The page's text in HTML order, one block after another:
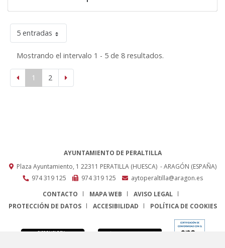
5 entradas
Mostrando el intervalo 1 - 5 de 8 resultados.
1 2
AYUNTAMIENTO DE PERALTILLA
Plaza Ayuntamiento, 1 22311 PERATILLA (HUESCA) - ARAGÓN (ESPAÑA)
974 319 125
974 319 125
aytoperaltilla@aragon.es
CONTACTO
MAPA WEB
AVISO LEGAL
PROTECCIÓN DE DATOS
ACCESIBILIDAD POLÍTICA DE COOKIES